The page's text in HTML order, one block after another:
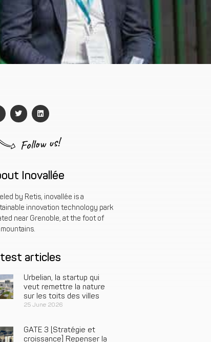
Follow us!
Inovallée
by Retis, inovallée is a
innovation technology park
near Grenoble, at the foot of
articles
Urbelian, la startup qui
veut remettre la nature
sur les toits des villes
25 June 2026
GATE 3 [Stratégie et
croissance] Repenser la